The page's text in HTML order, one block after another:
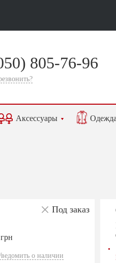
805-76-96
Аксессуары
Под заказ
грн
о наличии